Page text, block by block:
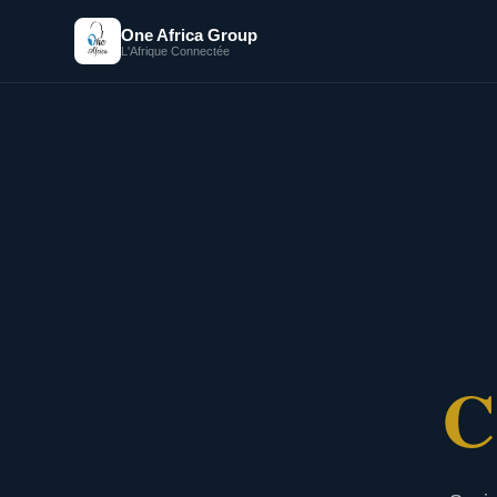
One Africa Group
L'Afrique Connectée